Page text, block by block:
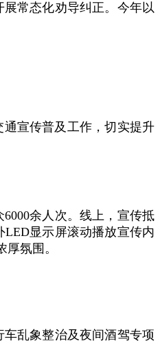
常态化劝导纠正。今年以
宣传普及工作，切实提升
余人次。线上，宣传抵
显示屏滚动播放宣传内
氛围。
乱象整治及夜间酒驾专项